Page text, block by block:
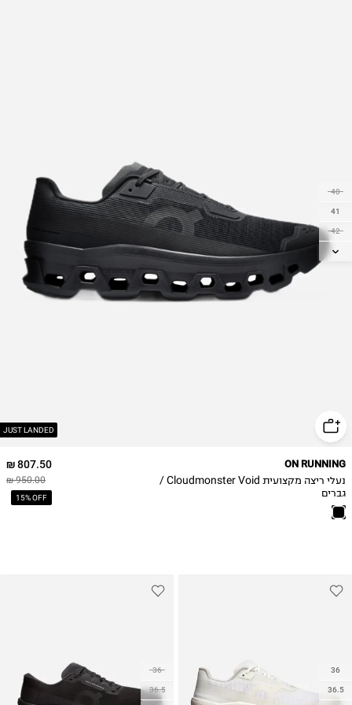
JUST LANDED
40
41
42
42.5
807.50 ₪
950.00 ₪
15% OFF
ON RUNNING
נעלי ריצה מקצועית Cloudmonster Void /
גברים
36
36.5
36
36.5